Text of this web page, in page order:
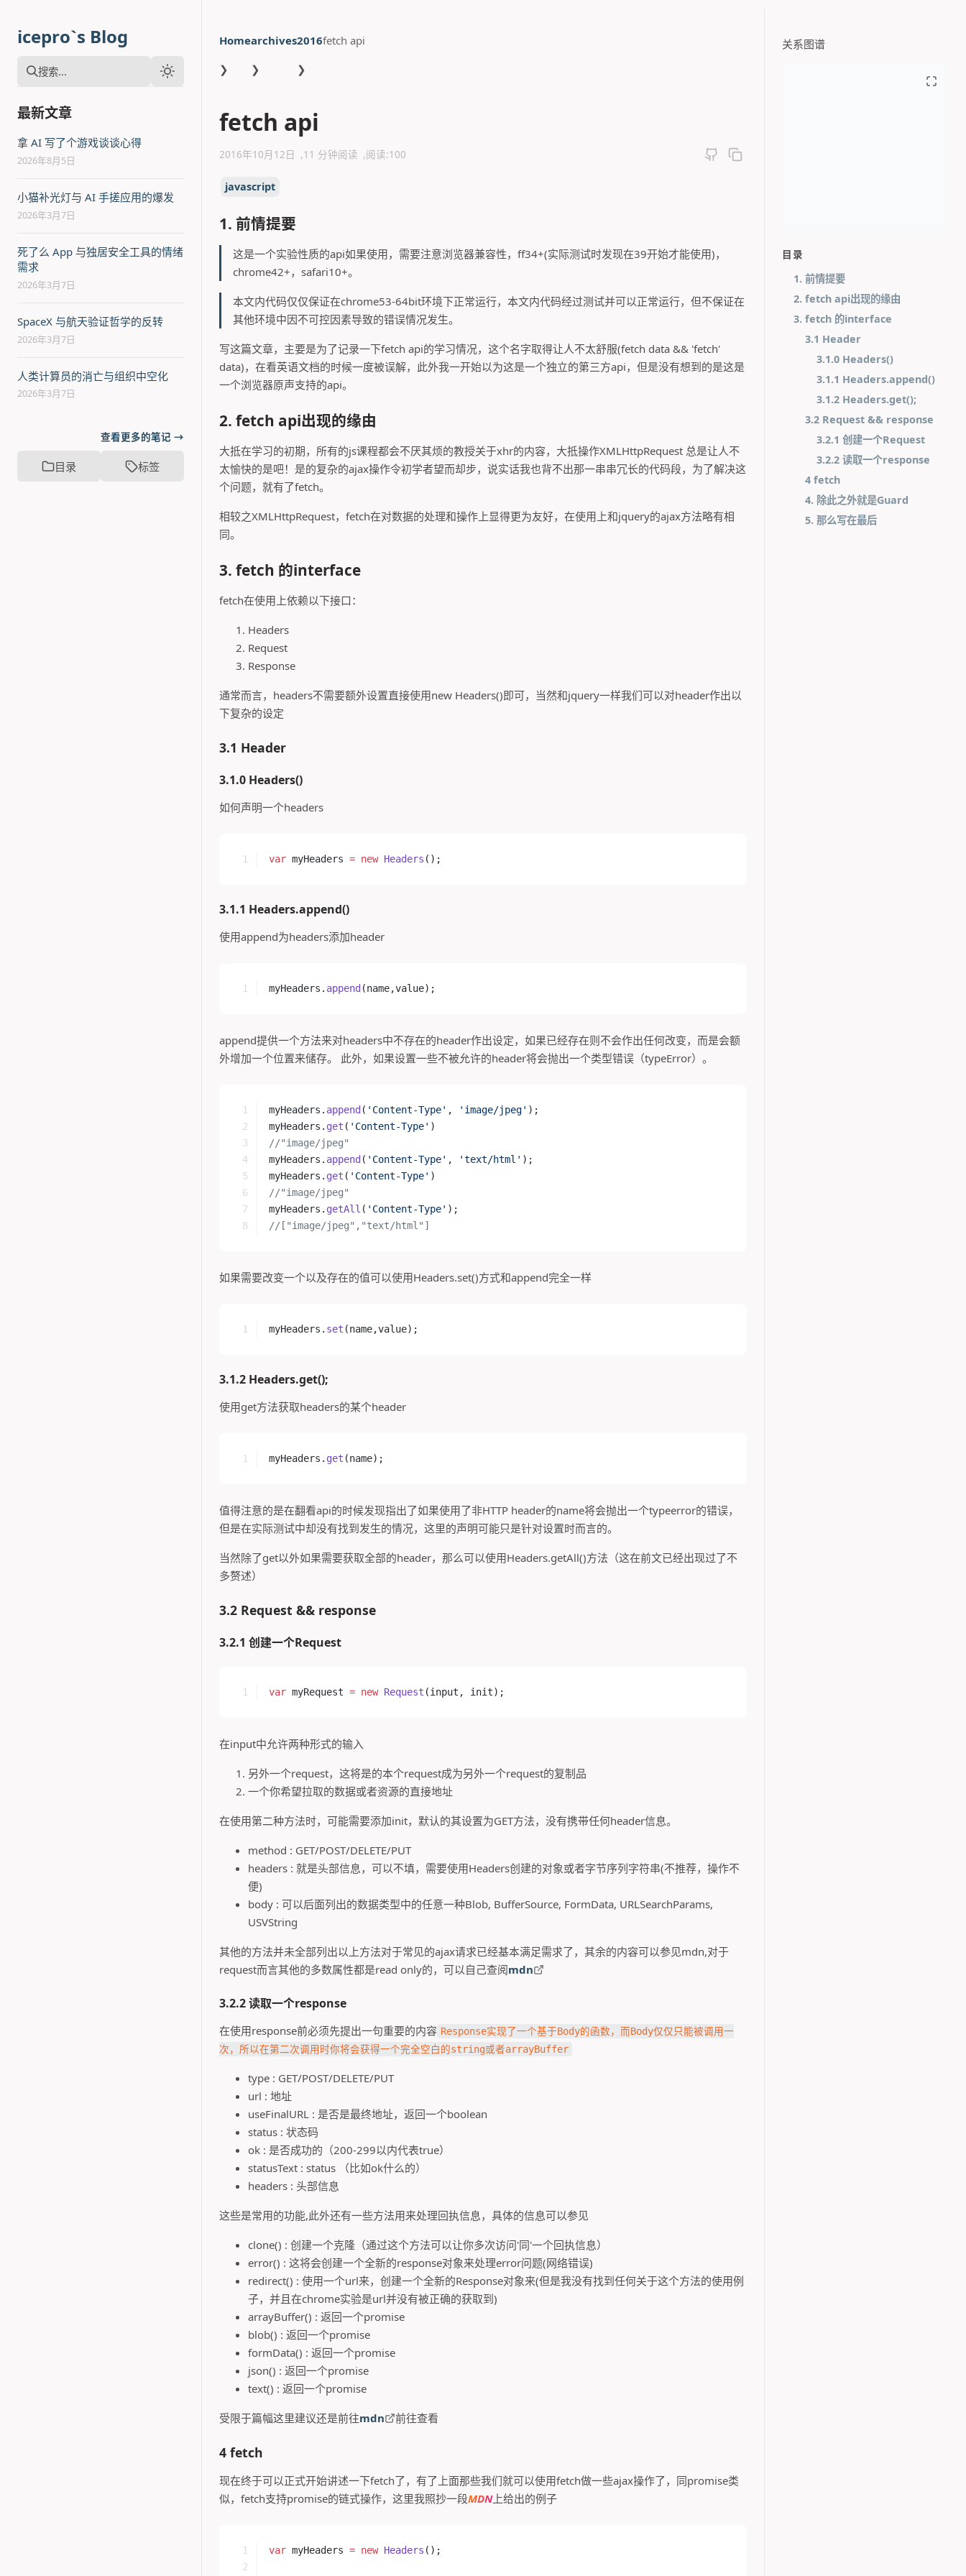
icepro`s Blog
搜索...
最新文章
拿 AI 写了个游戏谈谈心得
2026年8月5日
小猫补光灯与 AI 手搓应用的爆发
2026年3月7日
死了么 App 与独居安全工具的情绪
需求
2026年3月7日
SpaceX 与航天验证哲学的反转
2026年3月7日
人类计算员的消亡与组织中空化
2026年3月7日
查看更多的笔记 →
目录 标签
Home
❯
archives
❯
2016
❯
fetch api
fetch api
2016年10月12日 11 分钟阅读 阅读:100
javascript
1. 前情提要
这是一个实验性质的api如果使用，需要注意浏览器兼容性，ff34+(实际测试时发现在39开始才能使用)，
chrome42+，safari10+。
本文内代码仅仅保证在chrome53-64bit环境下正常运行，本文内代码经过测试并可以正常运行，但不保证在
其他环境中因不可控因素导致的错误情况发生。
写这篇文章，主要是为了记录一下fetch api的学习情况，这个名字取得让人不太舒服(fetch data && 'fetch'
data)，在看英语文档的时候一度被误解，此外我一开始以为这是一个独立的第三方api，但是没有想到的是这是
一个浏览器原声支持的api。
2. fetch api出现的缘由
大抵在学习的初期，所有的js课程都会不厌其烦的教授关于xhr的内容，大抵操作XMLHttpRequest 总是让人不
太愉快的是吧！是的复杂的ajax操作令初学者望而却步，说实话我也背不出那一串串冗长的代码段，为了解决这
个问题，就有了fetch。
相较之XMLHttpRequest，fetch在对数据的处理和操作上显得更为友好，在使用上和jquery的ajax方法略有相
同。
3. fetch 的interface
fetch在使用上依赖以下接口：
Headers
Request
Response
通常而言，headers不需要额外设置直接使用new Headers()即可，当然和jquery一样我们可以对header作出以
下复杂的设定
3.1 Header
3.1.0 Headers()
如何声明一个headers
var myHeaders = new Headers ();
3.1.1 Headers.append()
使用append为headers添加header
myHeaders. append (name,value);
append提供一个方法来对headers中不存在的header作出设定，如果已经存在则不会作出任何改变，而是会额
外增加一个位置来储存。 此外，如果设置一些不被允许的header将会抛出一个类型错误（typeError）。
myHeaders. append ( 'Content-Type' , 'image/jpeg' );
myHeaders. get ( 'Content-Type' )
//"image/jpeg"
myHeaders. append ( 'Content-Type' , 'text/html' );
myHeaders. get ( 'Content-Type' )
//"image/jpeg"
myHeaders. getAll ( 'Content-Type' );
//["image/jpeg","text/html"]
如果需要改变一个以及存在的值可以使用Headers.set()方式和append完全一样
myHeaders. set (name,value);
3.1.2 Headers.get();
使用get方法获取headers的某个header
myHeaders. get (name);
值得注意的是在翻看api的时候发现指出了如果使用了非HTTP header的name将会抛出一个typeerror的错误，
但是在实际测试中却没有找到发生的情况，这里的声明可能只是针对设置时而言的。
当然除了get以外如果需要获取全部的header，那么可以使用Headers.getAll()方法（这在前文已经出现过了不
多赘述）
3.2 Request && response
3.2.1 创建一个Request
var myRequest = new Request (input, init);
在input中允许两种形式的输入
另外一个request，这将是的本个request成为另外一个request的复制品
一个你希望拉取的数据或者资源的直接地址
在使用第二种方法时，可能需要添加init，默认的其设置为GET方法，没有携带任何header信息。
method : GET/POST/DELETE/PUT
headers : 就是头部信息，可以不填，需要使用Headers创建的对象或者字节序列字符串(不推荐，操作不
便)
body : 可以后面列出的数据类型中的任意一种Blob, BufferSource, FormData, URLSearchParams,
USVString
其他的方法并未全部列出以上方法对于常见的ajax请求已经基本满足需求了，其余的内容可以参见mdn,对于
request而言其他的多数属性都是read only的，可以自己查阅mdn
3.2.2 读取一个response
在使用response前必须先提出一句重要的内容 Response实现了一个基于Body的函数，而Body仅仅只能被调用一
次，所以在第二次调用时你将会获得一个完全空白的string或者arrayBuffer
type : GET/POST/DELETE/PUT
url : 地址
useFinalURL : 是否是最终地址，返回一个boolean
status : 状态码
ok : 是否成功的（200-299以内代表true）
statusText : status （比如ok什么的）
headers : 头部信息
这些是常用的功能,此外还有一些方法用来处理回执信息，具体的信息可以参见
clone() : 创建一个克隆（通过这个方法可以让你多次访问'同'一个回执信息）
error() : 这将会创建一个全新的response对象来处理error问题(网络错误)
redirect() : 使用一个url来，创建一个全新的Response对象来(但是我没有找到任何关于这个方法的使用例
子，并且在chrome实验是url并没有被正确的获取到)
arrayBuffer() : 返回一个promise
blob() : 返回一个promise
formData() : 返回一个promise
json() : 返回一个promise
text() : 返回一个promise
受限于篇幅这里建议还是前往mdn 前往查看
4 fetch
现在终于可以正式开始讲述一下fetch了，有了上面那些我们就可以使用fetch做一些ajax操作了，同promise类
似，fetch支持promise的链式操作，这里我照抄一段MDN 上给出的例子
var myHeaders = new Headers ();
关系图谱
目录
1. 前情提要
2. fetch api出现的缘由
3. fetch 的interface
3.1 Header
3.1.0 Headers()
3.1.1 Headers.append()
3.1.2 Headers.get();
3.2 Request && response
3.2.1 创建一个Request
3.2.2 读取一个response
4 fetch
4. 除此之外就是Guard
5. 那么写在最后